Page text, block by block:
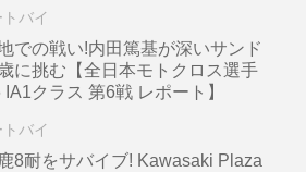
バイ
での戦い!内田篤基が深いサンド
に挑む【全日本モトクロス選手
クラス 第6戦 レポート】
バイ
8耐をサバイブ! Kawasaki Plaza